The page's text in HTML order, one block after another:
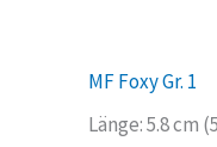
MF Foxy Gr. 1
Länge: 5.8 cm